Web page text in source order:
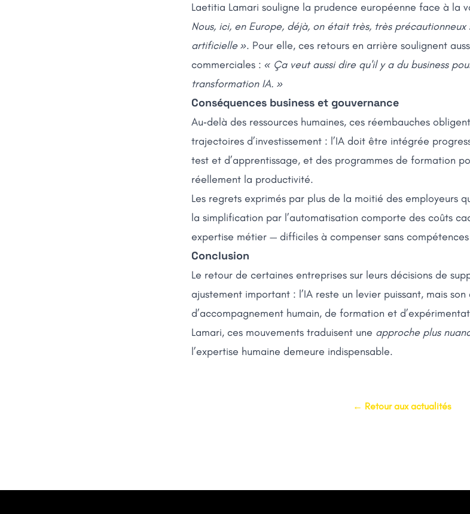
Laetitia Lamari souligne la prudence européenne face à la
Nous, ici, en Europe, déjà, on était très, très
artificielle ». Pour elle, ces retours en arrière soulignent
commerciales : « Ça veut aussi dire qu'il y a du business
transformation IA. »
Conséquences business et gouvernance
Au‑delà des ressources humaines, ces réembauches
trajectoires d’investissement : l’IA doit être intégrée
test et d’apprentissage, et des programmes de formation
réellement la productivité.
Les regrets exprimés par plus de la moitié des employeurs
la simplification par l’automatisation comporte des coûts
expertise métier — difficiles à compenser sans compétences
Conclusion
Le retour de certaines entreprises sur leurs décisions de
ajustement important : l’IA reste un levier puissant, mais
d’accompagnement humain, de formation et
Lamari, ces mouvements traduisent une approche plus
l’expertise humaine demeure indispensable.
← Retour aux actualités